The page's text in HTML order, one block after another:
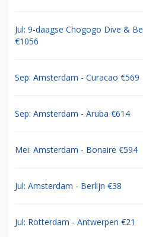
Jul: 9-daagse Chogogo Dive &
€1056
Sep: Amsterdam - Curacao €569
Sep: Amsterdam - Aruba €614
Mei: Amsterdam - Bonaire €594
Jul: Amsterdam - Berlijn €38
Jul: Rotterdam - Antwerpen €21